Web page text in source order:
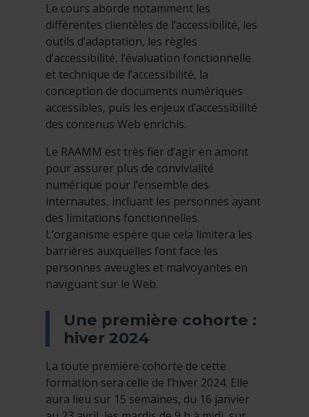
Le cours aborde notamment les
différentes clientèles de l’accessibilité, les
outils d’adaptation, les règles
d’accessibilité, l’évaluation fonctionnelle
et technique de l’accessibilité, la
conception de documents numériques
accessibles, puis les enjeux d’accessibilité
des contenus Web enrichis.
Le RAAMM est très fier d’agir en amont
pour assurer plus de convivialité
numérique pour l’ensemble des
internautes, incluant les personnes ayant
des limitations fonctionnelles.
L’organisme espère que cela limitera les
barrières auxquelles font face les
personnes aveugles et malvoyantes en
naviguant sur le Web.
Une première cohorte :
hiver 2024
La toute première cohorte de cette
formation sera celle de l’hiver 2024. Elle
aura lieu sur 15 semaines, du 16 janvier